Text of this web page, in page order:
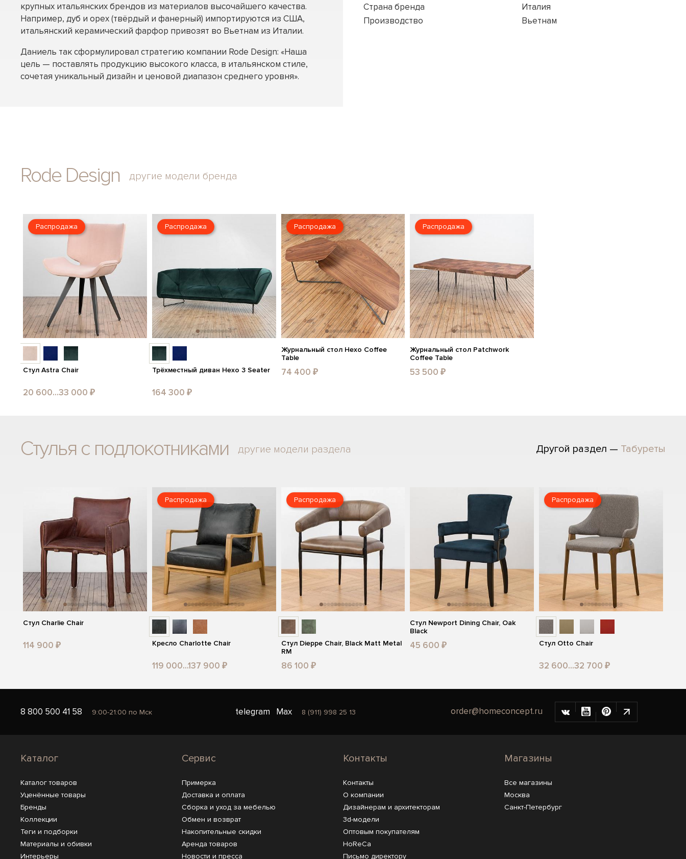
крупных итальянских брендов из материалов высочайшего качества.
Например, дуб и орех (твёрдый и фанерный) импортируются из США,
итальянский керамический фарфор привозят во Вьетнам из Италии.
Даниель так сформулировал стратегию компании Rode Design: «Наша
цель — поставлять продукцию высокого класса, в итальянском стиле,
сочетая уникальный дизайн и ценовой диапазон среднего уровня».
Страна бренда
Италия
Производство
Вьетнам
Rode Design другие модели бренда
Распродажа
Стул Astra Chair
20 600...33 000 ₽
Распродажа
Трёхместный диван Hexo 3 Seater
164 300 ₽
Распродажа
Журнальный стол Hexo Coffee
Table
74 400 ₽
Распродажа
Журнальный стол Patchwork
Coffee Table
53 500 ₽
Стулья с подлокотниками другие модели раздела Другой раздел — Табуреты
Стул Charlie Chair
114 900 ₽
Распродажа
Кресло Charlotte Chair
119 000...137 900 ₽
Распродажа
Стул Dieppe Chair, Black Matt Metal
RM
86 100 ₽
Стул Newport Dining Chair, Oak
Black
45 600 ₽
Распродажа
Стул Otto Chair
32 600...32 700 ₽
8 800 500 41 58 9:00-21:00 по Мск telegram Max 8 (911) 998 25 13 order@homeconcept.ru
Каталог
Каталог товаров
Уценённые товары
Бренды
Коллекции
Теги и подборки
Материалы и обивки
Интерьеры
Сервис
Примерка
Доставка и оплата
Сборка и уход за мебелью
Обмен и возврат
Накопительные скидки
Аренда товаров
Новости и пресса
Контакты
Контакты
О компании
Дизайнерам и архитекторам
3d-модели
Оптовым покупателям
HoReCa
Письмо директору
Магазины
Все магазины
Москва
Санкт-Петербург